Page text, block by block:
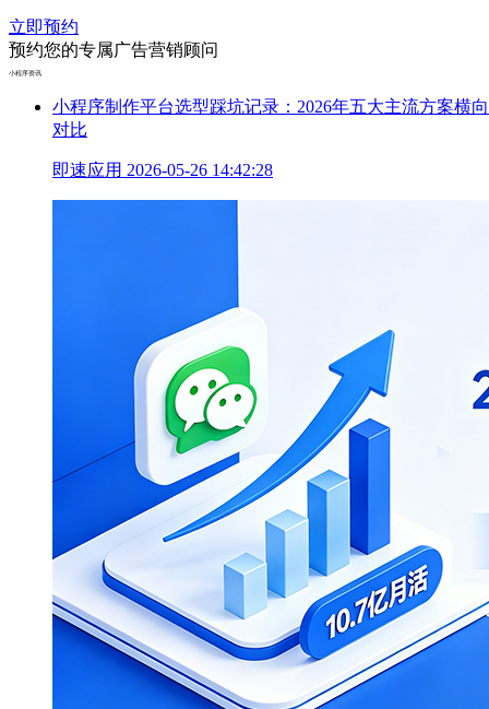
立即预约
预约您的专属广告营销顾问
小程序资讯
小程序制作平台选型踩坑记录：2026年五大主流方案横向
对比
即速应用 2026-05-26 14:42:28